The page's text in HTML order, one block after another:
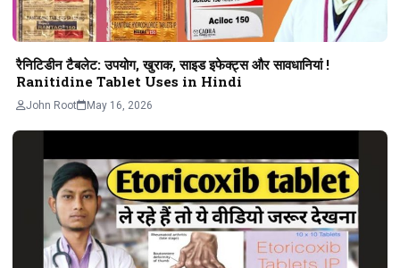
रैनिटिडीन टैबलेट: उपयोग, खुराक, साइड इफेक्ट्स और सावधानियां !
Ranitidine Tablet Uses in Hindi
John Root May 16, 2026